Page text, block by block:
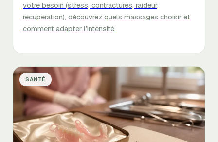
votre besoin (stress, contractures, raideur,
récupération), découvrez quels massages choisir et
comment adapter l’intensité.
SANTÉ